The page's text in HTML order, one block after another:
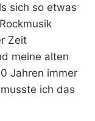
sich so etwas
Zeit
meine alten
Jahren immer
ich das